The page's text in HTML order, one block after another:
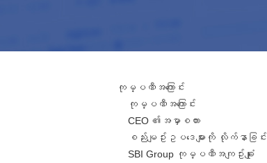
ကုမ္ပဏီအကြောင်း
ကုမ္ပဏီအကြောင်း
CEO ၏အမှာစကား
စည်းမျဥ်းဥပဒေများကို လိုက်နာခြင်း
SBI Group ကုမ္ပဏီအကျဥ်းချုံး